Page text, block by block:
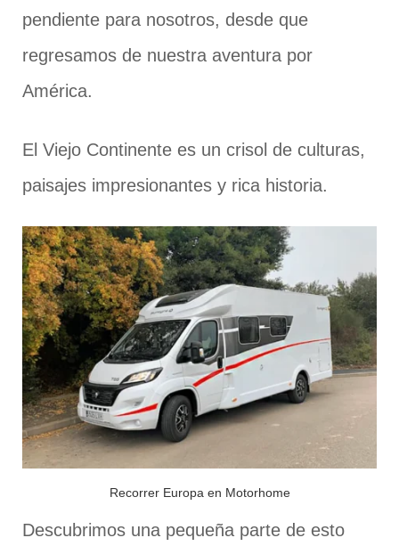
pendiente para nosotros, desde que
regresamos de nuestra aventura por
América.
El Viejo Continente es un crisol de culturas,
paisajes impresionantes y rica historia.
Recorrer Europa en Motorhome
Descubrimos una pequeña parte de esto